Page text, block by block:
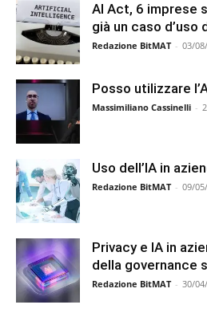
AI Act, 6 imprese
già un caso d’uso
Redazione BitMAT - 03/
Posso utilizzare
Massimiliano Cassinelli -
Uso dell’IA in
Redazione BitMAT - 09/
Privacy e IA in
della governance
Redazione BitMAT - 30/